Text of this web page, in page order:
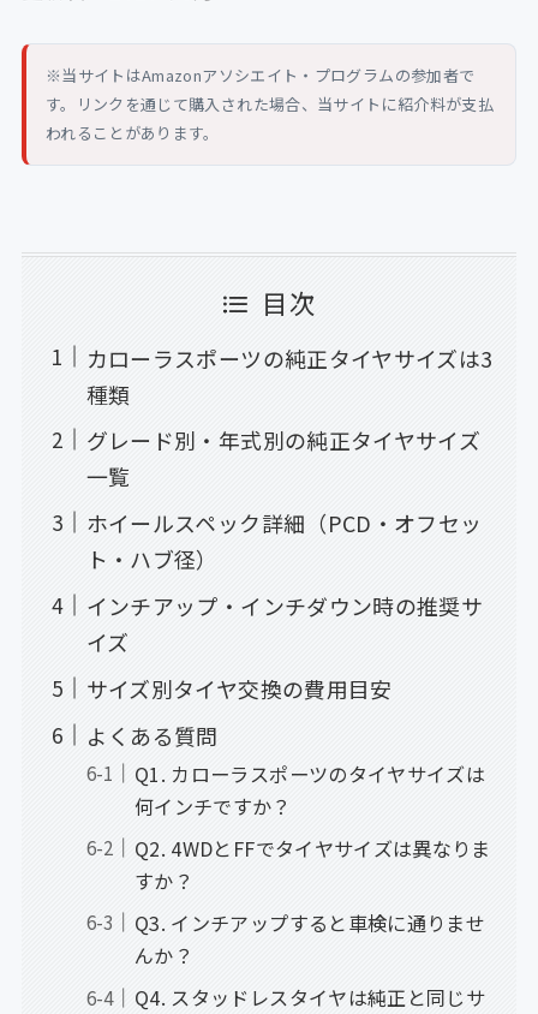
※当サイトはAmazonアソシエイト・プログラムの参加者で
す。リンクを通じて購入された場合、当サイトに紹介料が支払
われることがあります。
目次
カローラスポーツの純正タイヤサイズは3
種類
グレード別・年式別の純正タイヤサイズ
一覧
ホイールスペック詳細（PCD・オフセッ
ト・ハブ径）
インチアップ・インチダウン時の推奨サ
イズ
サイズ別タイヤ交換の費用目安
よくある質問
Q1. カローラスポーツのタイヤサイズは
何インチですか？
Q2. 4WDとFFでタイヤサイズは異なりま
すか？
Q3. インチアップすると車検に通りませ
んか？
Q4. スタッドレスタイヤは純正と同じサ